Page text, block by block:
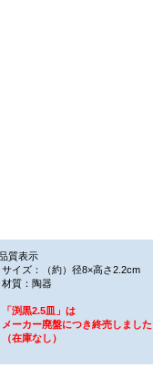
質表示
イズ：（約）径8×高さ2.2cm
質：陶器
「渕黒2.5皿」は
ーカー廃盤につき終売しまし
在庫なし）